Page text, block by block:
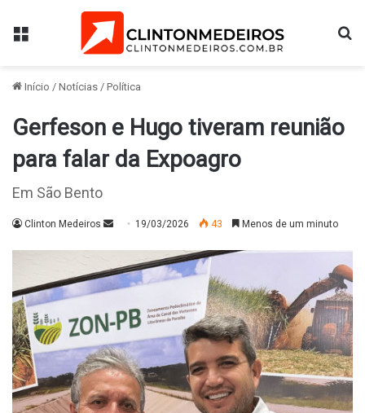
Menu
Início / Notícias / Política
Gerfeson e Hugo tiveram reunião
para falar da Expoagro
Em São Bento
Clinton Medeiros
Mande
mail
19/03/2026 43 Menos de um minuto